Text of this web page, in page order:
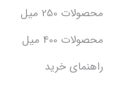
محصولات 250 میل
محصولات 400 میل
راهنمای خرید